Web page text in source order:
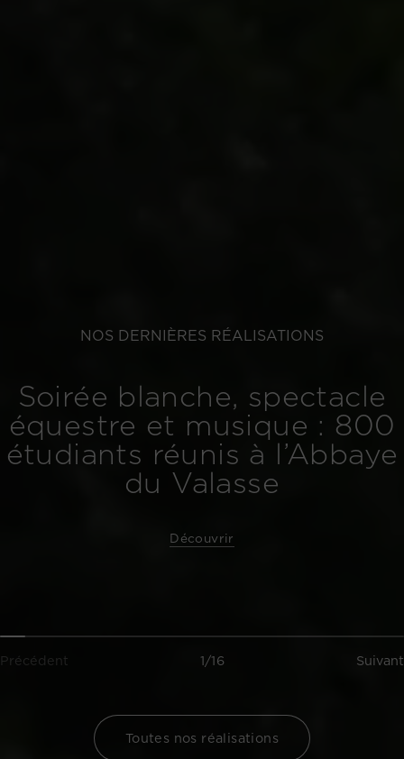
NOS DERNIÈRES RÉALISATIONS
Soirée blanche, spectacle
équestre et musique : 800
étudiants réunis à l’Abbaye
du Valasse
Découvrir
Précédent 1/16 Suivant
Toutes nos réalisations